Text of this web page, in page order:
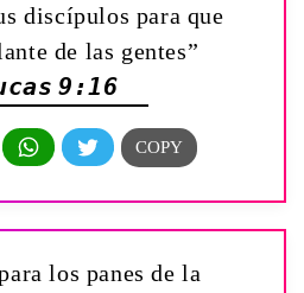
discípulos para que
de las gentes”
9:16
los panes de la